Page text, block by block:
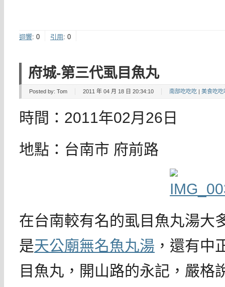
迴響: 0 引用: 0
府城-第三代虱目魚丸
Posted by: Tom 2011 年 04 月 18 日 20:34:10 南部吃吃吃 | 美食吃吃
時間：2011年02月26日
地點：台南市 府前路
在台南較有名的虱目魚丸湯大
是天公廟無名魚丸湯 ，還有中
目魚丸，開山路的永記，嚴格